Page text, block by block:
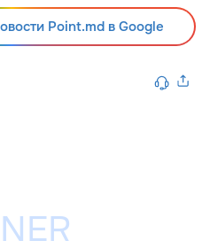
Point.md в Google